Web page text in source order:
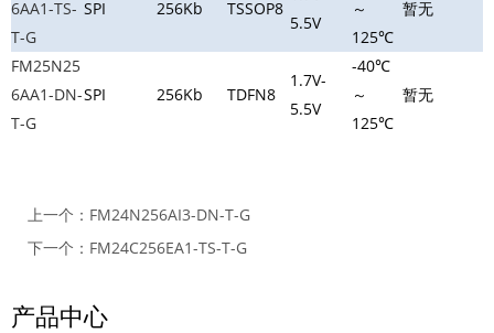
6AA1-TS-
T-G
SPI 256Kb TSSOP8
5.5V
～
125℃
暂无
FM25N25
6AA1-DN-
T-G
SPI 256Kb TDFN8
1.7V-
5.5V
-40℃
～
125℃
暂无
上一个： FM24N256AI3-DN-T-G
下一个： FM24C256EA1-TS-T-G
产品中心